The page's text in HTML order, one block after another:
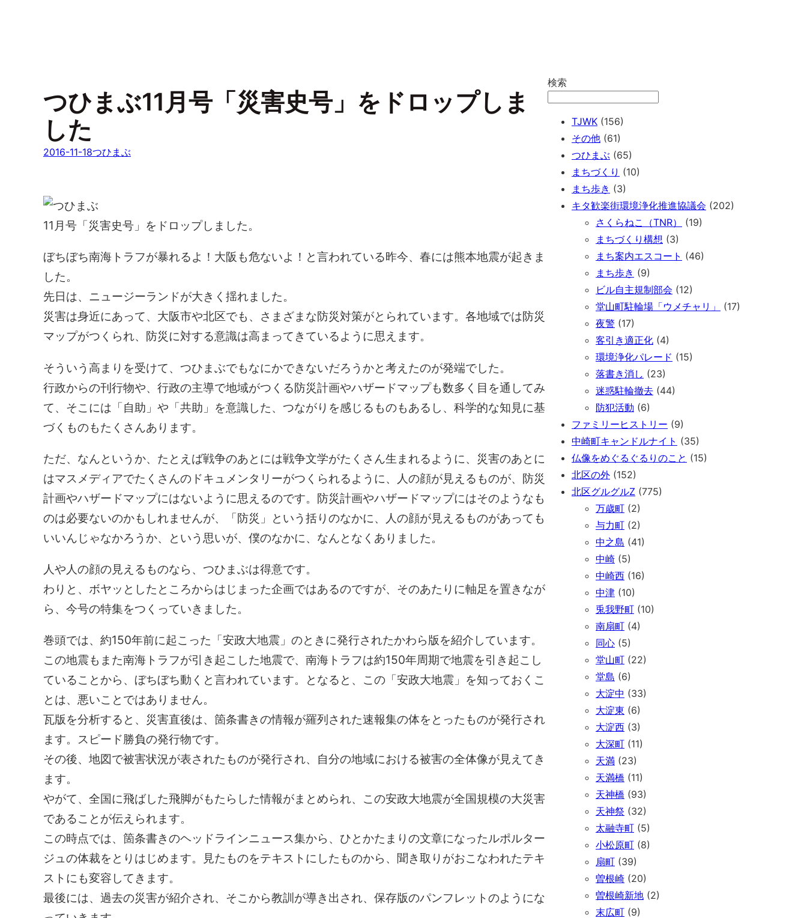
つひまぶ11月号「災害史号」をドロップしま
した
2016-11-18つひまぶ
11月号「災害史号」をドロップしました。
ぼちぼち南海トラフが暴れるよ！大阪も危ないよ！と言われている昨今、春には熊本地震が起きま
した。
先日は、ニュージーランドが大きく揺れました。
災害は身近にあって、大阪市や北区でも、さまざまな防災対策がとられています。各地域では防災
マップがつくられ、防災に対する意識は高まってきているように思えます。
そういう高まりを受けて、つひまぶでもなにかできないだろうかと考えたのが発端でした。
行政からの刊行物や、行政の主導で地域がつくる防災計画やハザードマップも数多く目を通してみ
て、そこには「自助」や「共助」を意識した、つながりを感じるものもあるし、科学的な知見に基
づくものもたくさんあります。
ただ、なんというか、たとえば戦争のあとには戦争文学がたくさん生まれるように、災害のあとに
はマスメディアでたくさんのドキュメンタリーがつくられるように、人の顔が見えるものが、防災
計画やハザードマップにはないように思えるのです。防災計画やハザードマップにはそのようなも
のは必要ないのかもしれませんが、「防災」という括りのなかに、人の顔が見えるものがあっても
いいんじゃなかろうか、という思いが、僕のなかに、なんとなくありました。
人や人の顔の見えるものなら、つひまぶは得意です。
わりと、ボヤッとしたところからはじまった企画ではあるのですが、そのあたりに軸足を置きなが
ら、今号の特集をつくっていきました。
巻頭では、約150年前に起こった「安政大地震」のときに発行されたかわら版を紹介しています。
この地震もまた南海トラフが引き起こした地震で、南海トラフは約150年周期で地震を引き起こし
ていることから、ぼちぼち動くと言われています。となると、この「安政大地震」を知っておくこ
とは、悪いことではありません。
瓦版を分析すると、災害直後は、箇条書きの情報が羅列された速報集の体をとったものが発行され
ます。スピード勝負の発行物です。
その後、地図で被害状況が表されたものが発行され、自分の地域における被害の全体像が見えてき
ます。
やがて、全国に飛ばした飛脚がもたらした情報がまとめられ、この安政大地震が全国規模の大災害
であることが伝えられます。
この時点では、箇条書きのヘッドラインニュース集から、ひとかたまりの文章になったルポルター
ジュの体裁をとりはじめます。見たものをテキストにしたものから、聞き取りがおこなわれたテキ
ストにも変容してきます。
最後には、過去の災害が紹介され、そこから教訓が導き出され、保存版のパンフレットのようにな
検索
TJWK (156)
その他 (61)
つひまぶ (65)
まちづくり (10)
まち歩き (3)
キタ歓楽街環境浄化推進協議会 (202)
さくらねこ（TNR）
(19)
まちづくり構想 (3)
まち案内エスコート (46)
まち歩き (9)
ビル自主規制部会 (12)
堂山町駐輪場「ウメチャリ」
(17)
夜警 (17)
客引き適正化 (4)
環境浄化パレード (15)
落書き消し (23)
迷惑駐輪撤去 (44)
防犯活動 (6)
ファミリーヒストリー (9)
中崎町キャンドルナイト (35)
仏像をめぐるぐるりのこと (15)
北区の外 (152)
北区グルグルZ (775)
万歳町 (2)
与力町 (2)
中之島 (41)
中崎 (5)
中崎西 (16)
中津 (10)
兎我野町 (10)
南扇町 (4)
同心 (5)
堂山町 (22)
堂島 (6)
大淀中 (33)
大淀東 (6)
大淀西 (3)
大深町 (11)
天満 (23)
天満橋 (11)
天神橋 (93)
天神祭 (32)
太融寺町 (5)
小松原町 (8)
扇町 (39)
曽根崎 (20)
曽根崎新地 (2)
末広町 (9)